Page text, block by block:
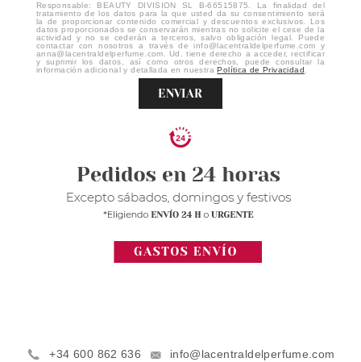
Responsable: BEAUTY DIVISION SL B-66515875. La finalidad del
tratamiento de los datos para la que usted da su consentimiento será
la de proporcionar contenido comercial y descuentos exclusivos. Los
datos proporcionados se conservarán mientras no solicite el cese de la
actividad y no se cederán a terceros, salvo obligación legal. Puede
contactar con nosotros a través de info@lacentraldelperfume.com y
anna@lacentraldelperfume.com. Ud. tiene derecho a acceder, rectificar
y suprimir los datos, así como otros derechos, puede consultar la
información adicional y detallada en nuestraPolítica de Privacidad
ENVIAR
+34 600 862 636
info@lacentraldelperfume.com